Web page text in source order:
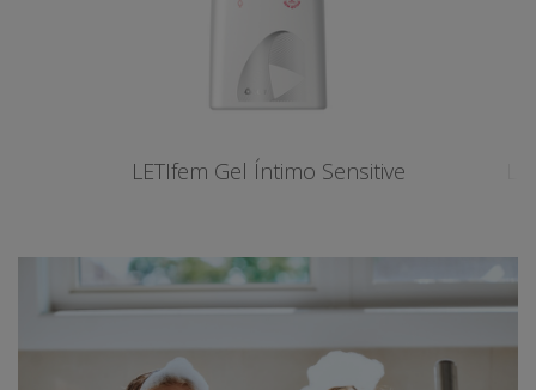
LETIfem Gel Íntimo Sensitive